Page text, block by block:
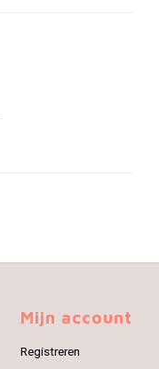
Mijn account
Registreren